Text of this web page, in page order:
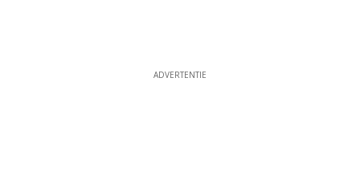
ADVERTENTIE